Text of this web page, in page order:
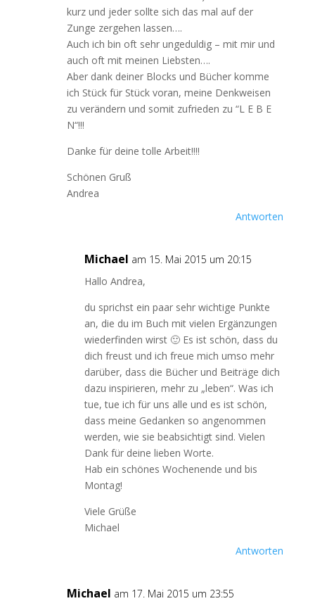
kurz und jeder sollte sich das mal auf der
Zunge zergehen lassen….
Auch ich bin oft sehr ungeduldig – mit mir und
auch oft mit meinen Liebsten….
Aber dank deiner Blocks und Bücher komme
ich Stück für Stück voran, meine Denkweisen
zu verändern und somit zufrieden zu “L E B E
N“!!!
Danke für deine tolle Arbeit!!!!
Schönen Gruß
Andrea
Antworten
Michael am 15. Mai 2015 um 20:15
Hallo Andrea,
du sprichst ein paar sehr wichtige Punkte
an, die du im Buch mit vielen Ergänzungen
wiederfinden wirst 🙂 Es ist schön, dass du
dich freust und ich freue mich umso mehr
darüber, dass die Bücher und Beiträge dich
dazu inspirieren, mehr zu „leben“. Was ich
tue, tue ich für uns alle und es ist schön,
dass meine Gedanken so angenommen
werden, wie sie beabsichtigt sind. Vielen
Dank für deine lieben Worte.
Hab ein schönes Wochenende und bis
Montag!
Viele Grüße
Michael
Antworten
Michael am 17. Mai 2015 um 23:55